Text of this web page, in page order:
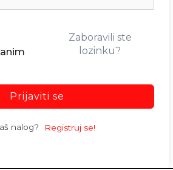
Zaboravili ste
lozinku?
Prijaviti se
nalog? Registruj se!